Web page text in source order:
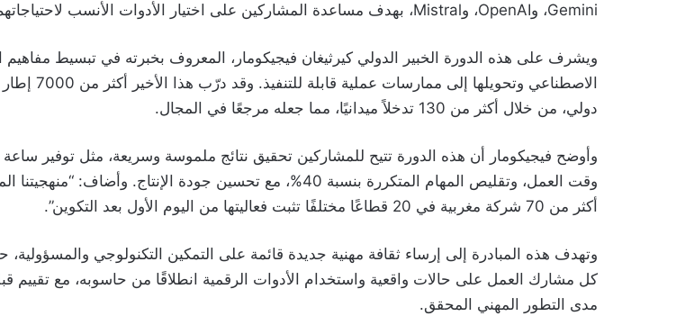
Gemini، وOpenAI، وMistral، بهدف مساعدة المشاركين على اختيار الأدوات الأنسب لاحتياجاتهم المهنية.
ويشرف على هذه الدورة الخبير الدولي كيرثيغان فيجيكومار، المعروف بخبرته في تبسيط مفاهيم
الاصطناعي وتحويلها
دولي، من خلال أكثر من 130 تدخلاً ميدانيًا، مما جعله مرجعًا في المجال.
وأوضح فيجيكومار أن هذه الدورة تتيح للمشاركين تحقيق نتائج ملموسة وسريعة، مثل توفير
وقت العمل، وتقليص المهام المتكررة بنسبة 40%، مع تحسين جودة الإنتاج. وأضاف:
أكثر من 70 شركة مغربية في 20 قطاعًا مختلفًا تثبت فعاليتها من اليوم الأول بعد التكوين”.
وتهدف هذه المبادرة إلى إرساء ثقافة مهنية جديدة قائمة على التمكين التكنولوجي
كل مشارك العمل على حالات واقعية واستخدام الأدوات الرقمية انطلاقًا من حاسوبه، مع تقييم
مدى التطور المهني المحقق.